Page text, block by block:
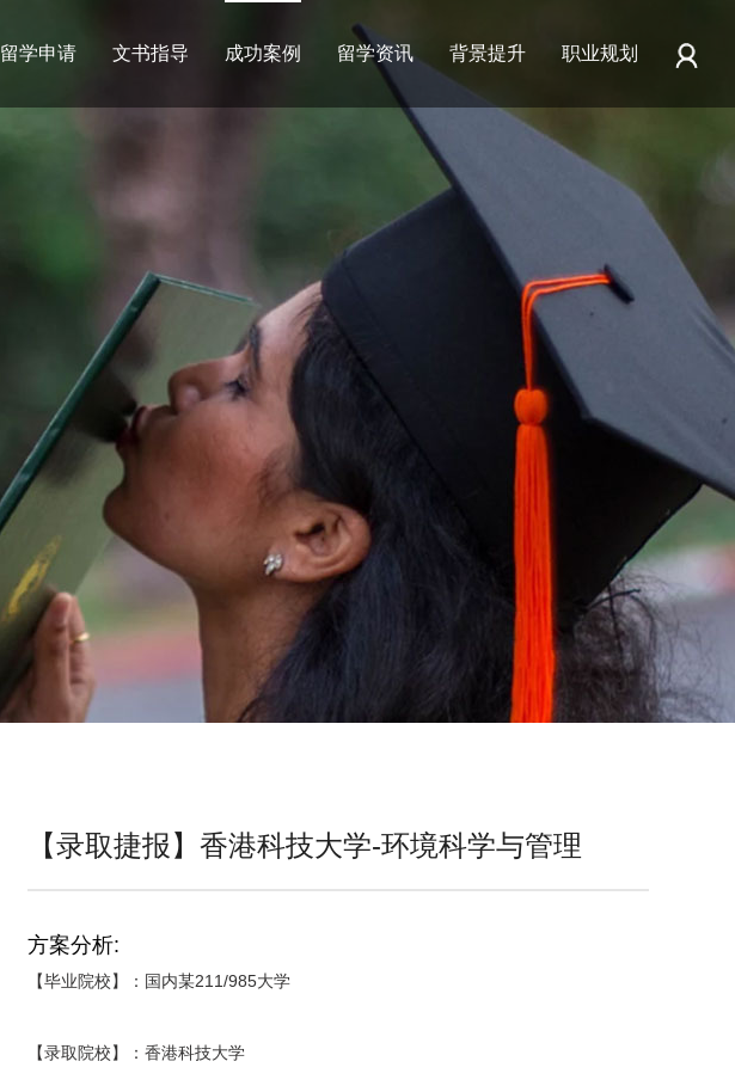
留学申请 文书指导 成功案例 留学资讯 背景提升 职业规划
【录取捷报】香港科技大学-环境科学与管理
方案分析:
【毕业院校】：国内某211/985大学
【录取院校】：香港科技大学